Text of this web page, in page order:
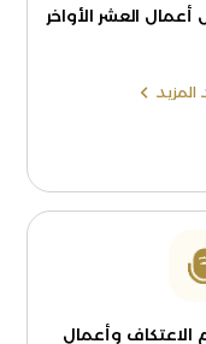
العشر الأواخر
الاعتكاف وأعمال